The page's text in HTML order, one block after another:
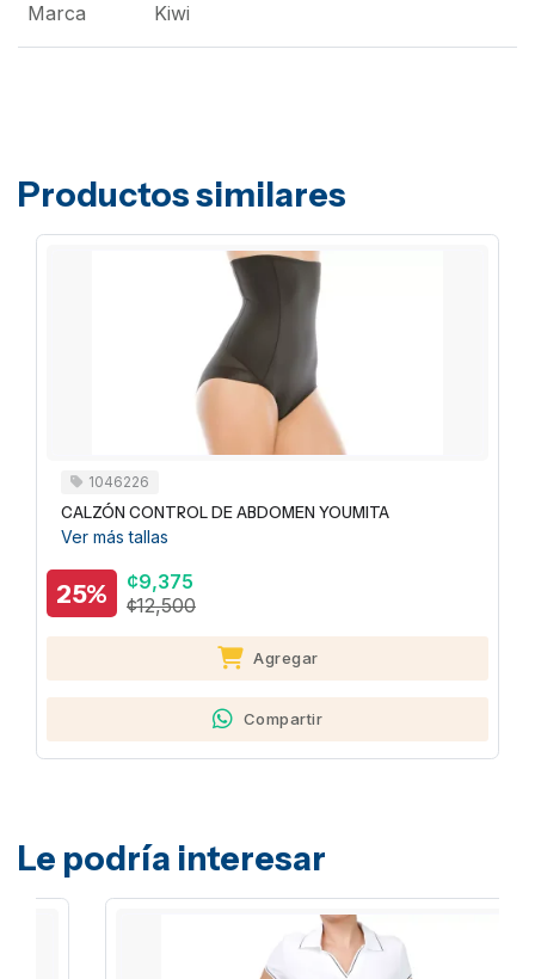
Marca Kiwi
Productos similares
1046226
CALZÓN CONTROL DE ABDOMEN YOUMITA
Ver más tallas
25%
¢9,375
¢12,500
Agregar
Compartir
Le podría interesar